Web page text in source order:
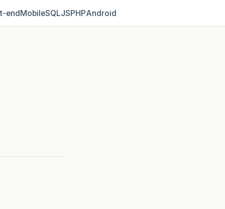
MobileSQLJSPHPAndroid